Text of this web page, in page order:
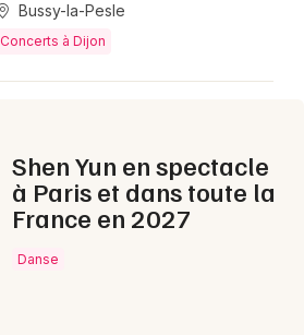
Bussy-la-Pesle
Concerts à Dijon
Shen Yun en spectacle
à Paris et dans toute la
France en 2027
Danse